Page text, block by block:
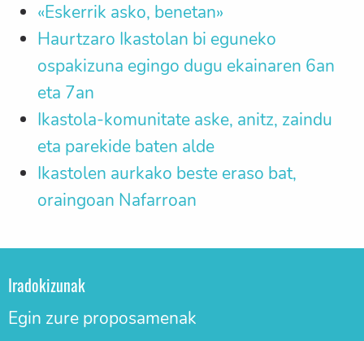
«Eskerrik asko, benetan»
Haurtzaro Ikastolan bi eguneko
ospakizuna egingo dugu ekainaren 6an
eta 7an
Ikastola-komunitate aske, anitz, zaindu
eta parekide baten alde
Ikastolen aurkako beste eraso bat,
oraingoan Nafarroan
Iradokizunak
Egin zure proposamenak